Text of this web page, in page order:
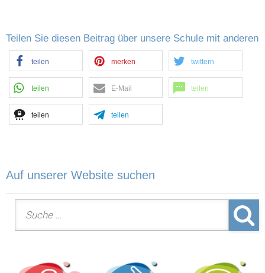
Teilen Sie diesen Beitrag über unsere Schule mit anderen
teilen merken twittern
teilen E-Mail teilen
teilen teilen
Auf unserer Website suchen
Suche nach: